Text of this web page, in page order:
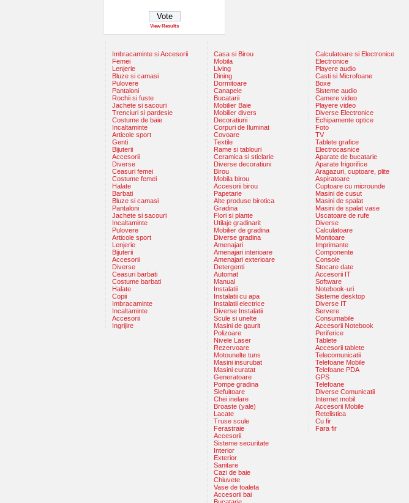
View Results
Imbracaminte si Accesorii
Femei
Lenjerie
Bluze si camasi
Pulovere
Pantaloni
Rochii si fuste
Jachete si sacouri
Trenciuri si pardesie
Costume de baie
Incaltaminte
Articole sport
Genti
Bijuterii
Accesorii
Diverse
Ceasuri femei
Costume femei
Halate
Barbati
Bluze si camasi
Pantaloni
Jachete si sacouri
Incaltaminte
Pulovere
Articole sport
Lenjerie
Bijuterii
Accesorii
Diverse
Ceasuri barbati
Costume barbati
Halate
Copii
Imbracaminte
Incaltaminte
Accesorii
Ingrijire
Casa si Birou
Mobila
Living
Dining
Dormitoare
Canapele
Bucatarii
Mobilier Baie
Mobilier divers
Decoratiuni
Corpuri de Iluminat
Covoare
Textile
Rame si tablouri
Ceramica si sticlarie
Diverse decoratiuni
Birou
Mobila birou
Accesorii birou
Papetarie
Alte produse birotica
Gradina
Flori si plante
Utilaje gradinarit
Mobilier de gradina
Diverse gradina
Amenajari
Amenajari interioare
Amenajari exterioare
Detergenti
Automat
Manual
Instalatii
Instalatii cu apa
Instalatii electrice
Diverse Instalatii
Scule si unelte
Masini de gaurit
Polizoare
Nivele Laser
Rezervoare
Motounelte tuns
Masini insurubat
Masini curatat
Generatoare
Pompe gradina
Slefuitoare
Chei inelare
Broaste (yale)
Lacate
Truse scule
Ferastraie
Accesorii
Sisteme securitate
Interior
Exterior
Sanitare
Cazi de baie
Chiuvete
Vase de toaleta
Accesorii bai
Calculatoare si Electronice
Electronice
Playere audio
Casti si Microfoane
Boxe
Sisteme audio
Camere video
Playere video
Diverse Electronice
Echipamente optice
Foto
TV
Tablete grafice
Electrocasnice
Aparate de bucatarie
Aparate frigorifice
Aragazuri, cuptoare, plite
Aspiratoare
Cuptoare cu microunde
Masini de cusut
Masini de spalat
Masini de spalat vase
Uscatoare de rufe
Diverse
Calculatoare
Monitoare
Imprimante
Componente
Console
Stocare date
Accesorii IT
Software
Notebook-uri
Sisteme desktop
Diverse IT
Servere
Consumabile
Accesorii Notebook
Periferice
Tablete
Accesorii tablete
Telecomunicatii
Telefoane Mobile
Telefoane PDA
GPS
Telefoane
Diverse Comunicatii
Internet mobil
Accesorii Mobile
Retelistica
Cu fir
Fara fir